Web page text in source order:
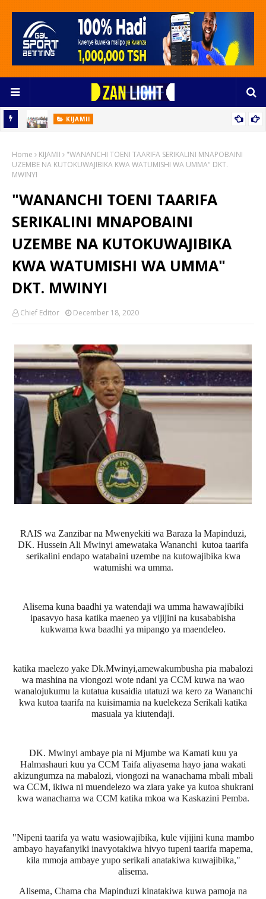
KIJAMII
Home KIJAMII
"WANANCHI TOENI TAARIFA SERIKALINI MNAPOBAINI
UZEMBE NA KUTOKUWAJIBIKA KWA WATUMISHI WA UMMA" DKT.
MWINYI
"WANANCHI TOENI TAARIFA
SERIKALINI MNAPOBAINI
UZEMBE NA KUTOKUWAJIBIKA
KWA WATUMISHI WA UMMA"
DKT. MWINYI
Chief Editor December 18, 2020
RAIS wa Zanzibar na Mwenyekiti wa Baraza la Mapinduzi,
DK. Hussein Ali Mwinyi amewataka Wananchi kutoa taarifa
serikalini endapo watabaini uzembe na kutowajibika kwa
watumishi wa umma.
Alisema kuna baadhi ya watendaji wa umma hawawajibiki
ipasavyo hasa katika maeneo ya vijijini na kusababisha
kukwama kwa baadhi ya mipango ya maendeleo.
katika maelezo yake Dk.Mwinyi,amewakumbusha pia mabalozi
wa mashina na viongozi wote ndani ya CCM kuwa na wao
wanalojukumu la kutatua kusaidia utatuzi wa kero za Wananchi
kwa kutoa taarifa na kuisimamia na kuelekeza Serikali katika
masuala ya kiutendaji.
DK. Mwinyi ambaye pia ni Mjumbe wa Kamati kuu ya
Halmashauri kuu ya CCM Taifa aliyasema hayo jana wakati
akizungumza na mabalozi, viongozi na wanachama mbali mbali
wa CCM, ikiwa ni muendelezo wa ziara yake ya kutoa shukrani
kwa wanachama wa CCM katika mkoa wa Kaskazini Pemba.
"Nipeni taarifa ya watu wasiowajibika, kule vijijini kuna mambo
ambayo hayafanyiki inavyotakiwa hivyo tupeni taarifa mapema,
kila mmoja ambaye yupo serikali anatakiwa kuwajibika,"
alisema.
Alisema, Chama cha Mapinduzi kinatakiwa kuwa pamoja na